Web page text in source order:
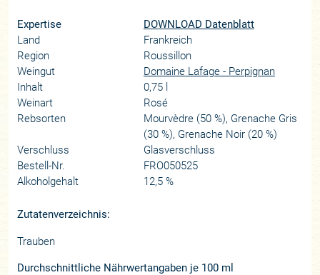
Expertise
DOWNLOAD Datenblatt
Land
Frankreich
Region
Roussillon
Weingut
Domaine Lafage - Perpignan
Inhalt
0,75 l
Weinart
Rosé
Rebsorten
Mourvèdre (50 %), Grenache Gris
(30 %), Grenache Noir (20 %)
Verschluss
Glasverschluss
Bestell-Nr.
FRO050525
Alkoholgehalt
12,5 %
Zutatenverzeichnis:
Trauben
Durchschnittliche Nährwertangaben je 100 ml